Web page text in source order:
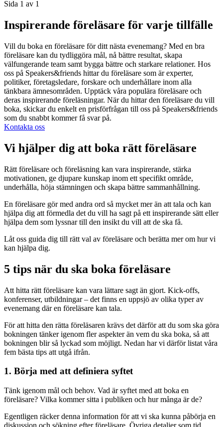
Sida 1 av 1
Inspirerande föreläsare för varje tillfälle
Vill du boka en föreläsare för ditt nästa evenemang? Med en bra
föreläsare kan du tydliggöra mål, nå bättre resultat, skapa
välfungerande team samt bygga bättre och starkare relationer. Hos
oss på Speakers&friends hittar du föreläsare som är experter,
politiker, företagsledare, forskare och underhållare inom alla
tänkbara ämnesområden. Upptäck våra populära föreläsare och
deras inspirerande föreläsningar. När du hittar den föreläsare du vill
boka, skickar du enkelt en prisförfrågan till oss på Speakers&friends
som du snabbt kommer få svar på.
Kontakta oss
Vi hjälper dig att boka rätt föreläsare
Rätt föreläsare och föreläsning kan vara inspirerande, stärka
motivationen, ge djupare kunskap inom ett specifikt område,
underhålla, höja stämningen och skapa bättre sammanhållning.
En föreläsare gör med andra ord så mycket mer än att tala och kan
hjälpa dig att förmedla det du vill ha sagt på ett inspirerande sätt eller
hjälpa dem som lyssnar till den insikt du vill att de ska få.
Låt oss guida dig till rätt val av föreläsare och berätta mer om hur vi
kan hjälpa dig.
5 tips när du ska boka föreläsare
Att hitta rätt föreläsare kan vara lättare sagt än gjort. Kick-offs,
konferenser, utbildningar – det finns en uppsjö av olika typer av
evenemang där en föreläsare kan tala.
För att hitta den rätta föreläsaren krävs det därför att du som ska göra
bokningen tänker igenom fler aspekter än vem du ska boka, så att
bokningen blir så lyckad som möjligt. Nedan har vi därför listat våra
fem bästa tips att utgå ifrån.
1. Börja med att definiera syftet
Tänk igenom mål och behov. Vad är syftet med att boka en
föreläsare? Vilka kommer sitta i publiken och hur många är de?
Egentligen räcker denna information för att vi ska kunna påbörja en
diskussion och sökning efter föreläsare. Övriga detaljer som tid,